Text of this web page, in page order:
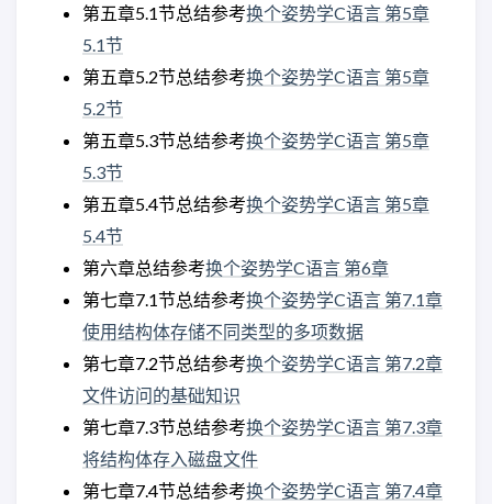
第五章5.1节总结参考换个姿势学C语言 第5章
5.1节
第五章5.2节总结参考换个姿势学C语言 第5章
5.2节
第五章5.3节总结参考换个姿势学C语言 第5章
5.3节
第五章5.4节总结参考换个姿势学C语言 第5章
5.4节
第六章总结参考换个姿势学C语言 第6章
第七章7.1节总结参考换个姿势学C语言 第7.1章
使用结构体存储不同类型的多项数据
第七章7.2节总结参考换个姿势学C语言 第7.2章
文件访问的基础知识
第七章7.3节总结参考换个姿势学C语言 第7.3章
将结构体存入磁盘文件
第七章7.4节总结参考换个姿势学C语言 第7.4章